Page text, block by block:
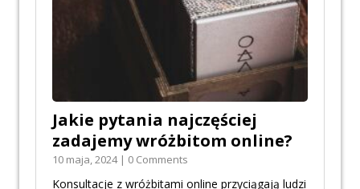
Jakie pytania najczęściej
zadajemy wróżbitom online?
10 maja, 2024 | 0 Comments
Konsultacje z wróżbitami online przyciągają ludzi